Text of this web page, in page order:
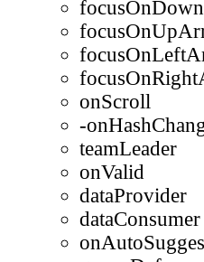
onScroll
-
teamLeader
onValid
dataProvider
dataConsumer